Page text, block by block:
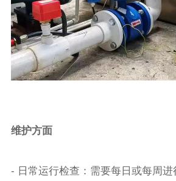
维护方面
- 日常运行检查：需要每日或每周